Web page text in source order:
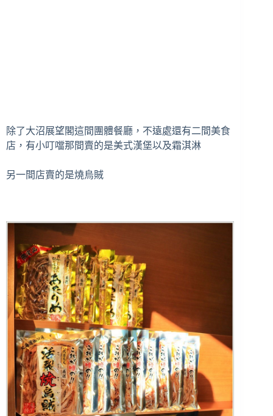
除了大沼展望閣這間團體餐廳，不遠處還有二間美食
店，有小叮噹那間賣的是美式漢堡以及霜淇淋
另一間店賣的是燒烏賊